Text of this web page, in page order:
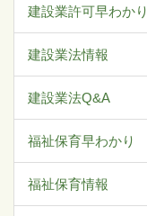
建設業許可早わかり
建設業法情報
建設業法Q&A
福祉保育早わかり
福祉保育情報